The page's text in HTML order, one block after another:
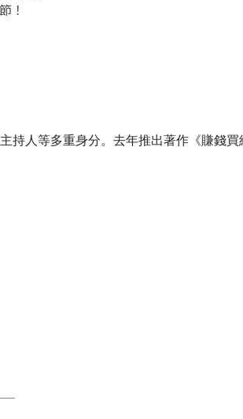
！
持人等多重身分。去年推出著作《賺錢